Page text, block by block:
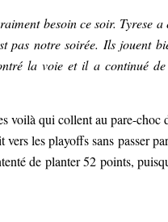
besoin ce soir. Tyrese a
pas notre soirée. Ils jouent
la voie et il a continué de
voilà qui collent au pare-choc
les playoffs sans passer
de planter 52 points,